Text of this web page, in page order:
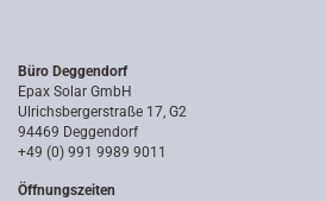
Büro Deggendorf
Epax Solar GmbH
Ulrichsbergerstraße 17, G2
94469 Deggendorf
+49 (0) 991 9989 9011
Öffnungszeiten